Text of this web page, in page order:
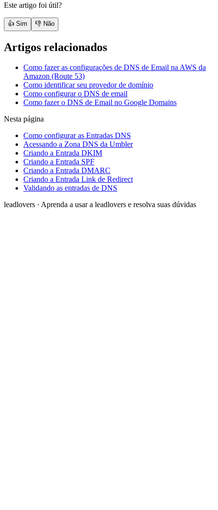
Este artigo foi útil?
👍 Sim 👎 Não
Artigos relacionados
Como fazer as configurações de DNS de Email na AWS da
Amazon (Route 53)
Como identificar seu provedor de domínio
Como configurar o DNS de email
Como fazer o DNS de Email no Google Domains
Nesta página
Como configurar as Entradas DNS
Acessando a Zona DNS da Umbler
Criando a Entrada DKIM
Criando a Entrada SPF
Criando a Entrada DMARC
Criando a Entrada Link de Redirect
Validando as entradas de DNS
leadlovers · Aprenda a usar a leadlovers e resolva suas dúvidas